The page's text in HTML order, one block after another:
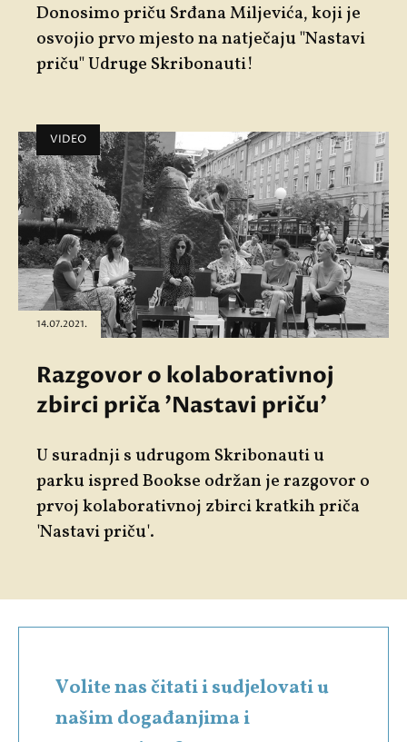
Donosimo priču Srđana Miljevića, koji je
osvojio prvo mjesto na natječaju "Nastavi
priču" Udruge Skribonauti!
VIDEO
14.07.2021.
Razgovor o kolaborativnoj
zbirci priča 'Nastavi priču'
U suradnji s udrugom Skribonautiu
parku ispred Bookse održan je razgovor o
prvoj kolaborativnoj zbirci kratkih priča
'Nastavi priču'.
Volite nas čitati i sudjelovati u
našim događanjima i